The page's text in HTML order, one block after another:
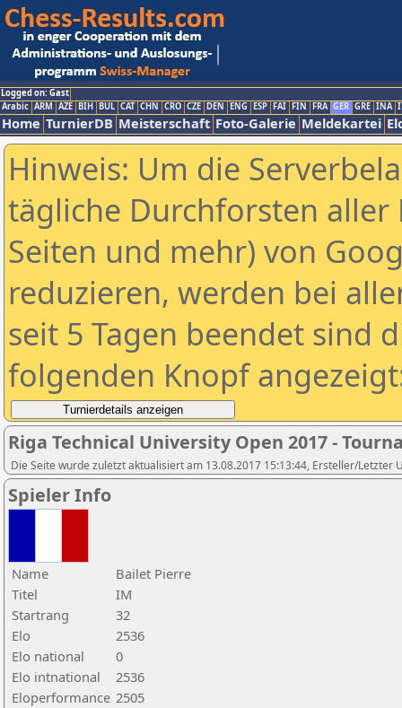
Logged on: Gast
Arabic ARM AZE BIH BUL CAT CHN CRO CZE DEN ENG ESP FAI FIN FRA GER GRE INA
Home TurnierDB Meisterschaft Foto-Galerie Meldekartei
Hinweis: Um die
tägliche Durchforsten aller
Seiten und mehr) von
reduzieren, werden bei
seit 5 Tagen beendet sind
folgenden Knopf
Riga Technical University Open 2017 -
Die Seite wurde zuletzt aktualisiert am 13.08.2017 15:13:44, Ersteller/Letzter
Spieler Info
Name
Bailet Pierre
Titel
IM
Startrang
32
Elo
2536
Elo national
0
Elo intnational
2536
Eloperformance 2505